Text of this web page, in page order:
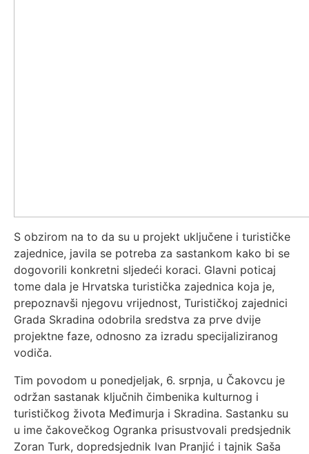
S obzirom na to da su u projekt uključene i turističke
zajednice, javila se potreba za sastankom kako bi se
dogovorili konkretni sljedeći koraci. Glavni poticaj
tome dala je Hrvatska turistička zajednica koja je,
prepoznavši njegovu vrijednost, Turističkoj zajednici
Grada Skradina odobrila sredstva za prve dvije
projektne faze, odnosno za izradu specijaliziranog
vodiča.
Tim povodom u ponedjeljak, 6. srpnja, u Čakovcu je
održan sastanak ključnih čimbenika kulturnog i
turističkog života Međimurja i Skradina. Sastanku su
u ime čakovečkog Ogranka prisustvovali predsjednik
Zoran Turk, dopredsjednik Ivan Pranjić i tajnik Saša